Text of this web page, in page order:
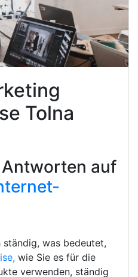
Tolna
auf
was bedeutet,
wie Sie es für die
verwenden, ständig